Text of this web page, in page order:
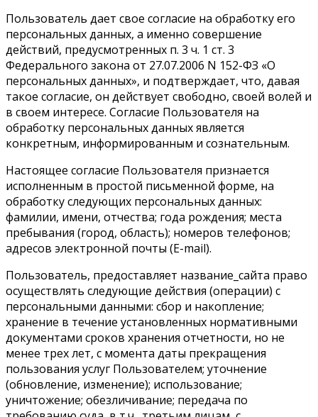
Пользователь дает свое согласие на обработку его
персональных данных, а именно совершение
действий, предусмотренных п. 3 ч. 1 ст. 3
Федерального закона от 27.07.2006 N 152-ФЗ «О
персональных данных», и подтверждает, что, давая
такое согласие, он действует свободно, своей волей и
в своем интересе. Согласие Пользователя на
обработку персональных данных является
конкретным, информированным и сознательным.
Настоящее согласие Пользователя признается
исполненным в простой письменной форме, на
обработку следующих персональных данных:
фамилии, имени, отчества; года рождения; места
пребывания (город, область); номеров телефонов;
адресов электронной почты (E-mail).
Пользователь, предоставляет название_сайта право
осуществлять следующие действия (операции) с
персональными данными: сбор и накопление;
хранение в течение установленных нормативными
документами сроков хранения отчетности, но не
менее трех лет, с момента даты прекращения
пользования услуг Пользователем; уточнение
(обновление, изменение); использование;
уничтожение; обезличивание; передача по